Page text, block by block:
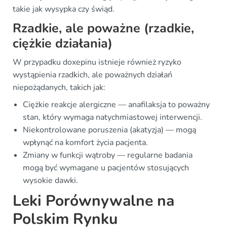
takie jak wysypka czy świąd.
Rzadkie, ale poważne (rzadkie,
ciężkie działania)
W przypadku doxepinu istnieje również ryzyko
wystąpienia rzadkich, ale poważnych działań
niepożądanych, takich jak:
Ciężkie reakcje alergiczne — anafilaksja to poważny
stan, który wymaga natychmiastowej interwencji.
Niekontrolowane poruszenia (akatyzja) — mogą
wpłynąć na komfort życia pacjenta.
Zmiany w funkcji wątroby — regularne badania
mogą być wymagane u pacjentów stosujących
wysokie dawki.
Leki Porównywalne na
Polskim Rynku